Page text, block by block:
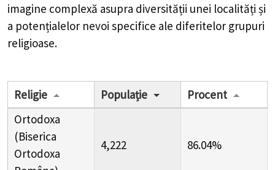
imagine complexă asupra diversității unei localități și
a potențialelor nevoi specifice ale diferitelor grupuri
religioase.
Religie Populație
Procent
Ortodoxa
(Biserica
Ortodoxa
4,222 86.04%